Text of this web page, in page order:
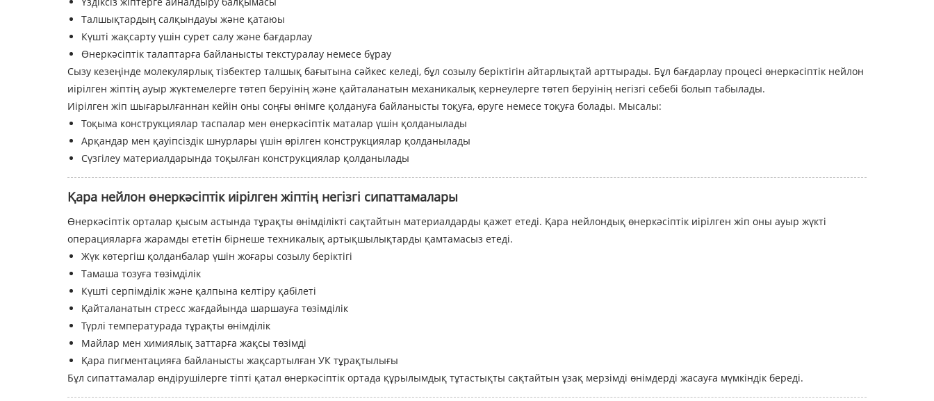
Талшықтардың салқындауы және қатаюы
Күшті жақсарту үшін сурет салу және бағдарлау
Өнеркәсіптік талаптарға байланысты текстуралау немесе бұрау
Сызу кезеңінде молекулярлық тізбектер талшық бағытына сәйкес келеді, бұл созылу беріктігін айтарлықтай арттырады. Бұл бағдарлау процесі өнеркәсіптік нейлон
иірілген жіптің ауыр жүктемелерге төтеп беруінің және қайталанатын механикалық кернеулерге төтеп беруінің негізгі себебі болып табылады.
Иірілген жіп шығарылғаннан кейін оны соңғы өнімге қолдануға байланысты тоқуға, өруге немесе тоқуға болады. Мысалы:
Тоқыма конструкциялар таспалар мен өнеркәсіптік маталар үшін қолданылады
Арқандар мен қауіпсіздік шнурлары үшін өрілген конструкциялар қолданылады
Сүзгілеу материалдарында тоқылған конструкциялар қолданылады
Қара нейлон өнеркәсіптік иірілген жіптің негізгі сипаттамалары
Өнеркәсіптік орталар қысым астында тұрақты өнімділікті сақтайтын материалдарды қажет етеді. Қара нейлондық өнеркәсіптік иірілген жіп оны ауыр жүкті
операцияларға жарамды ететін бірнеше техникалық артықшылықтарды қамтамасыз етеді.
Жүк көтергіш қолданбалар үшін жоғары созылу беріктігі
Тамаша тозуға төзімділік
Күшті серпімділік және қалпына келтіру қабілеті
Қайталанатын стресс жағдайында шаршауға төзімділік
Түрлі температурада тұрақты өнімділік
Майлар мен химиялық заттарға жақсы төзімді
Қара пигментацияға байланысты жақсартылған УК тұрақтылығы
Бұл сипаттамалар өндірушілерге тіпті қатал өнеркәсіптік ортада құрылымдық тұтастықты сақтайтын ұзақ мерзімді өнімдерді жасауға мүмкіндік береді.